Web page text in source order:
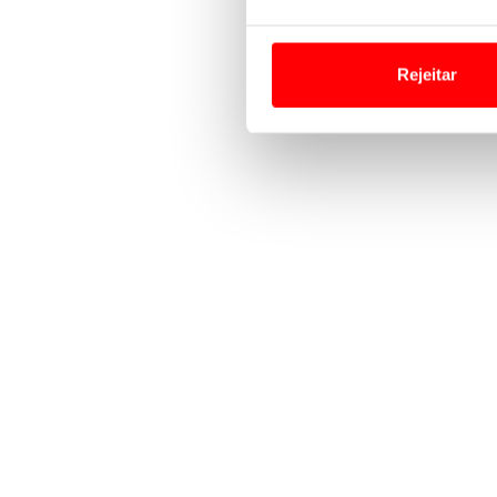
Usamos cookies para
funcionalidades de redes
Realçamos que o bloqueio
Rejeitar